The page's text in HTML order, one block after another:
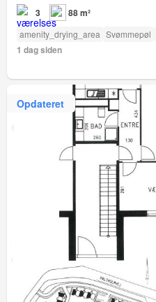
3 88 m²
amenity_drying_area Svømmepøl
1 dag siden
Opdateret